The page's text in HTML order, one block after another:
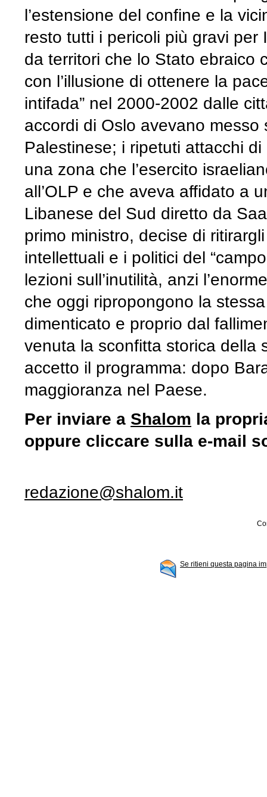
l’estensione del confine e la
resto tutti i pericoli più gravi
da territori che lo Stato ebraico
con l’illusione di ottenere la
intifada” nel 2000-2002 dalle
accordi di Oslo avevano messo
Palestinese; i ripetuti attacchi
una zona che l’esercito
all’OLP e che aveva affidato a
Libanese del Sud diretto da
primo ministro, decise di
intellettuali e i politici del
lezioni sull’inutilità, anzi
che oggi ripropongono la
dimenticato e proprio dal
venuta la sconfitta storica della
accetto il programma: dopo
maggioranza nel Paese.
Per inviare a Shalom la
oppure cliccare sulla e-mail
redazione@shalom.it
Se ritieni questa pagina